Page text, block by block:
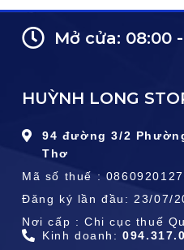
Mở cửa: 08:00
HUỲNH LONG
94 đường 3/2
Thơ
Mã số thuế :
Đăng ký lần đầu: 23/07/
Nơi cấp : Chi cục thuế
Kinh doanh: